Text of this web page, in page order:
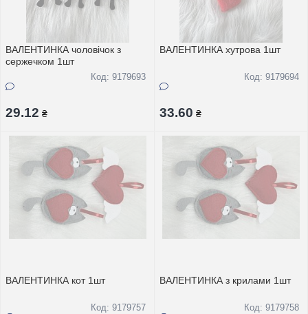
ВАЛЕНТИНКА чоловічок з
сержечком 1шт
Код: 9179693
29.12 ₴
ВАЛЕНТИНКА хутрова 1шт
Код: 9179694
33.60 ₴
ВАЛЕНТИНКА кот 1шт
Код: 9179757
ВАЛЕНТИНКА з крилами 1шт
Код: 9179758